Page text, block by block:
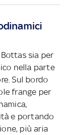
sia per
nella parte
Sul bordo
frange per
e portando
più aria